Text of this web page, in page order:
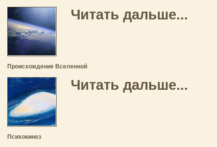
Читать дальше...
Происхождение Вселенной
Читать дальше...
Психокинез